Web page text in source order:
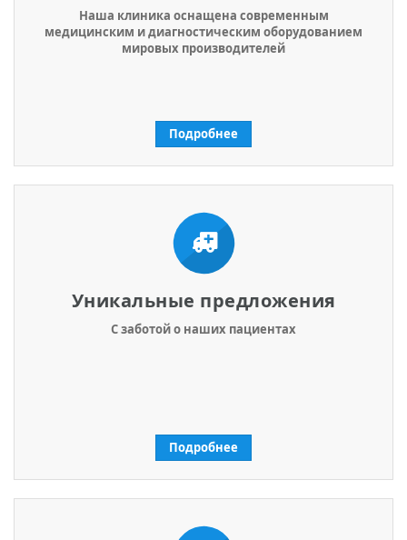
Наша клиника оснащена современным
медицинским и диагностическим оборудованием
мировых производителей
Подробнее
Уникальные предложения
С заботой о наших пациентах
Подробнее